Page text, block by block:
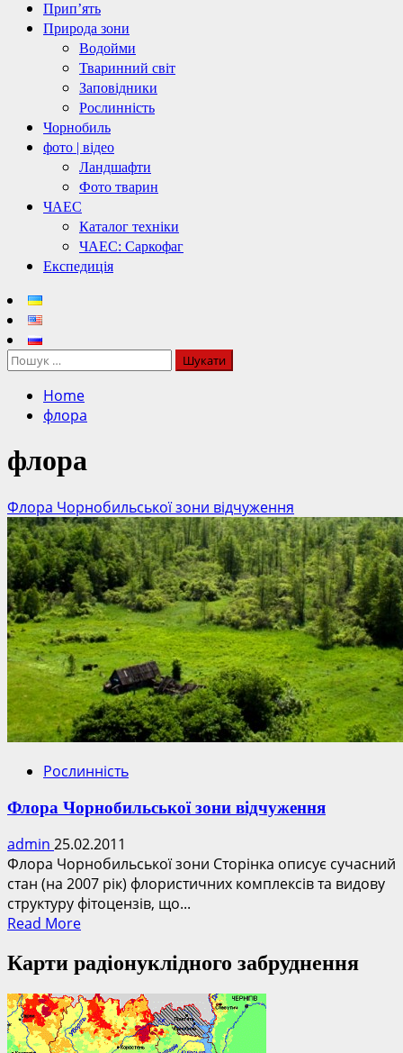
Прип’ять
Природа зони
Водойми
Тваринний світ
Заповідники
Рослинність
Чорнобиль
фото | відео
Ландшафти
Фото тварин
ЧАЕС
Каталог техніки
ЧАЕС: Саркофаг
Експедиція
Пошук:
Home
флора
флора
Флора Чорнобильської зони відчуження
Рослинність
Флора Чорнобильської зони відчуження
admin 25.02.2011
Флора Чорнобильської зони Сторінка описує сучасний
стан (на 2007 рік) флористичних комплексів та видову
структуру фітоцензів, що...
Read MoreRead
about
Чорнобильської
зони
відчуження
Карти радіонуклідного забруднення